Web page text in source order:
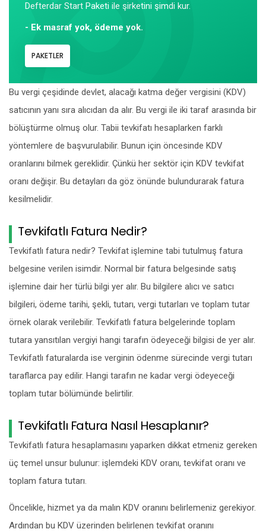
Defterdar Start Paketi ile şirketini şimdi kur.
- Ek masraf yok, ödeme yok.
PAKETLER
Bu vergi çeşidinde devlet, alacağı katma değer vergisini (KDV)
satıcının yanı sıra alıcıdan da alır. Bu vergi ile iki taraf arasında bir
bölüştürme olmuş olur. Tabii tevkifatı hesaplarken farklı
yöntemlere de başvurulabilir. Bunun için öncesinde KDV
oranlarını bilmek gereklidir. Çünkü her sektör için KDV tevkifat
oranı değişir. Bu detayları da göz önünde bulundurarak fatura
kesilmelidir.
Tevkifatlı Fatura Nedir?
Tevkifatlı fatura nedir? Tevkifat işlemine tabi tutulmuş fatura
belgesine verilen isimdir. Normal bir fatura belgesinde satış
işlemine dair her türlü bilgi yer alır. Bu bilgilere alıcı ve satıcı
bilgileri, ödeme tarihi, şekli, tutarı, vergi tutarları ve toplam tutar
örnek olarak verilebilir. Tevkifatlı fatura belgelerinde toplam
tutara yansıtılan vergiyi hangi tarafın ödeyeceği bilgisi de yer alır.
Tevkifatlı faturalarda ise verginin ödenme sürecinde vergi tutarı
taraflarca pay edilir. Hangi tarafın ne kadar vergi ödeyeceği
toplam tutar bölümünde belirtilir.
Tevkifatlı Fatura Nasıl Hesaplanır?
Tevkifatlı fatura hesaplamasını yaparken dikkat etmeniz gereken
üç temel unsur bulunur: işlemdeki KDV oranı, tevkifat oranı ve
toplam fatura tutarı.
Öncelikle, hizmet ya da malın KDV oranını belirlemeniz gerekiyor.
Ardından bu KDV üzerinden belirlenen tevkifat oranını